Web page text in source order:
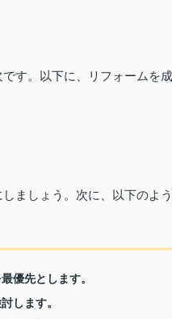
す。以下に、リフォームを成
ましょう。次に、以下のよう
優先とします。
します。